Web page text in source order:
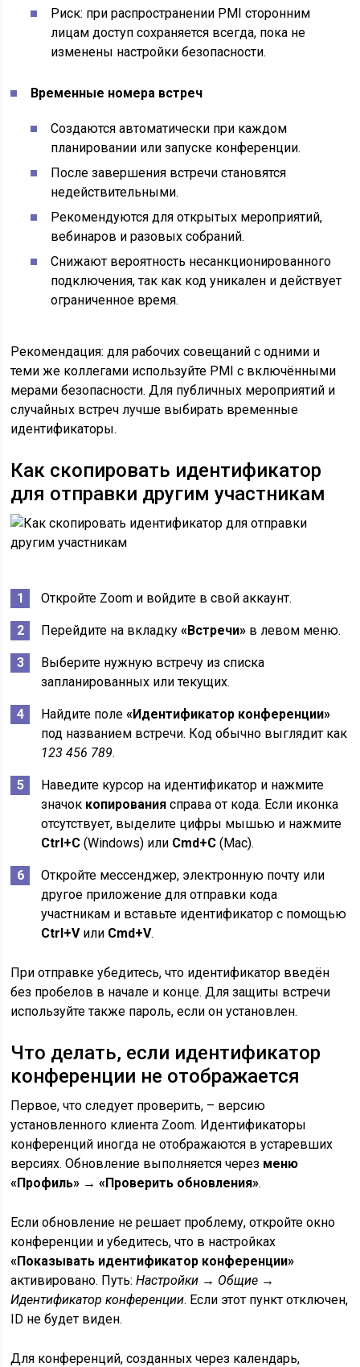
Риск: при распространении PMI сторонним
лицам доступ сохраняется всегда, пока не
изменены настройки безопасности.
Временные номера встреч
Создаются автоматически при каждом
планировании или запуске конференции.
После завершения встречи становятся
недействительными.
Рекомендуются для открытых мероприятий,
вебинаров и разовых собраний.
Снижают вероятность несанкционированного
подключения, так как код уникален и действует
ограниченное время.
Рекомендация: для рабочих совещаний с одними и
теми же коллегами используйте PMI с включёнными
мерами безопасности. Для публичных мероприятий и
случайных встреч лучше выбирать временные
идентификаторы.
Как скопировать идентификатор
для отправки другим участникам
Откройте Zoom и войдите в свой аккаунт.
Перейдите на вкладку«Встречи» в левом меню.
Выберите нужную встречу из списка
запланированных или текущих.
Найдите поле«Идентификатор конференции»
под названием встречи. Код обычно выглядит как
123 456 789.
Наведите курсор на идентификатор и нажмите
значок копирования справа от кода. Если иконка
отсутствует, выделите цифры мышью и нажмите
Ctrl+C (Windows) или Cmd+C (Mac).
Откройте мессенджер, электронную почту или
другое приложение для отправки кода
участникам и вставьте идентификатор с помощью
Ctrl+Vили Cmd+V.
При отправке убедитесь, что идентификатор введён
без пробелов в начале и конце. Для защиты встречи
используйте также пароль, если он установлен.
Что делать, если идентификатор
конференции не отображается
Первое, что следует проверить, – версию
установленного клиента Zoom. Идентификаторы
конференций иногда не отображаются в устаревших
версиях. Обновление выполняется через меню
«Профиль» → «Проверить обновления».
Если обновление не решает проблему, откройте окно
конференции и убедитесь, что в настройках
«Показывать идентификатор конференции»
активировано. Путь:Настройки → Общие →
Идентификатор конференции. Если этот пункт отключен,
ID не будет виден.
Для конференций, созданных через календарь,